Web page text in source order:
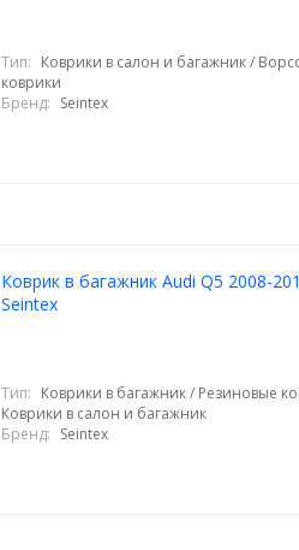
Тип: Коврики в салон и багажник /
коврики
Бренд: Seintex
Коврик в багажник Audi Q5 2008-
Seintex
Тип: Коврики в багажник / Резиновые
Коврики в салон и багажник
Бренд: Seintex